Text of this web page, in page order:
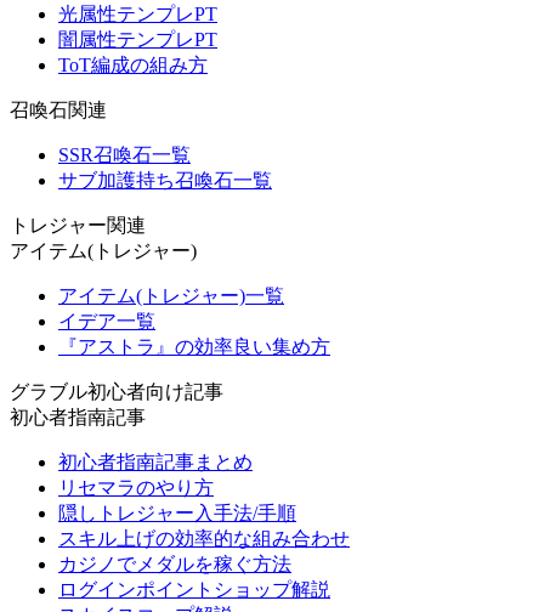
光属性テンプレPT
闇属性テンプレPT
ToT編成の組み方
召喚石関連
SSR召喚石一覧
サブ加護持ち召喚石一覧
トレジャー関連
アイテム(トレジャー)
アイテム(トレジャー)一覧
イデア一覧
『アストラ』の効率良い集め方
グラブル初心者向け記事
初心者指南記事
初心者指南記事まとめ
リセマラのやり方
隠しトレジャー入手法/手順
スキル上げの効率的な組み合わせ
カジノでメダルを稼ぐ方法
ログインポイントショップ解説